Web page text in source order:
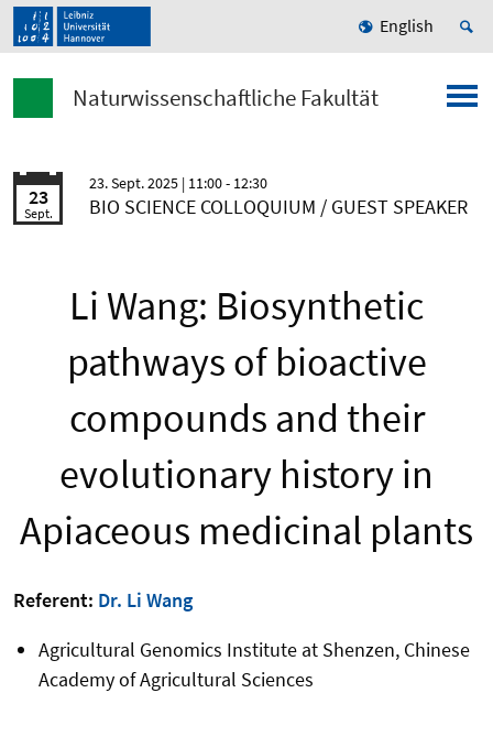
English
Naturwissenschaftliche Fakultät
23
Sept.
23. Sept. 2025 | 11:00 - 12:30
BIO SCIENCE COLLOQUIUM / GUEST SPEAKER
Li Wang: Biosynthetic
pathways of bioactive
compounds and their
evolutionary history in
Apiaceous medicinal plants
Referent: Dr. Li Wang
Agricultural Genomics Institute at Shenzen, Chinese
Academy of Agricultural Sciences